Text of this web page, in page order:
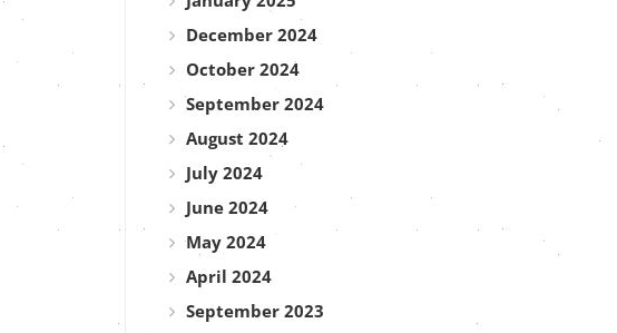
December 2024
October 2024
September 2024
August 2024
July 2024
June 2024
May 2024
April 2024
September 2023